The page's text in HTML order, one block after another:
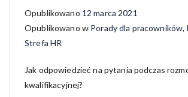
Opublikowano 12 marca 2021
Opublikowano w Porady dla pracowników,
Strefa HR
Jak odpowiedzieć na pytania podczas
kwalifikacyjnej?